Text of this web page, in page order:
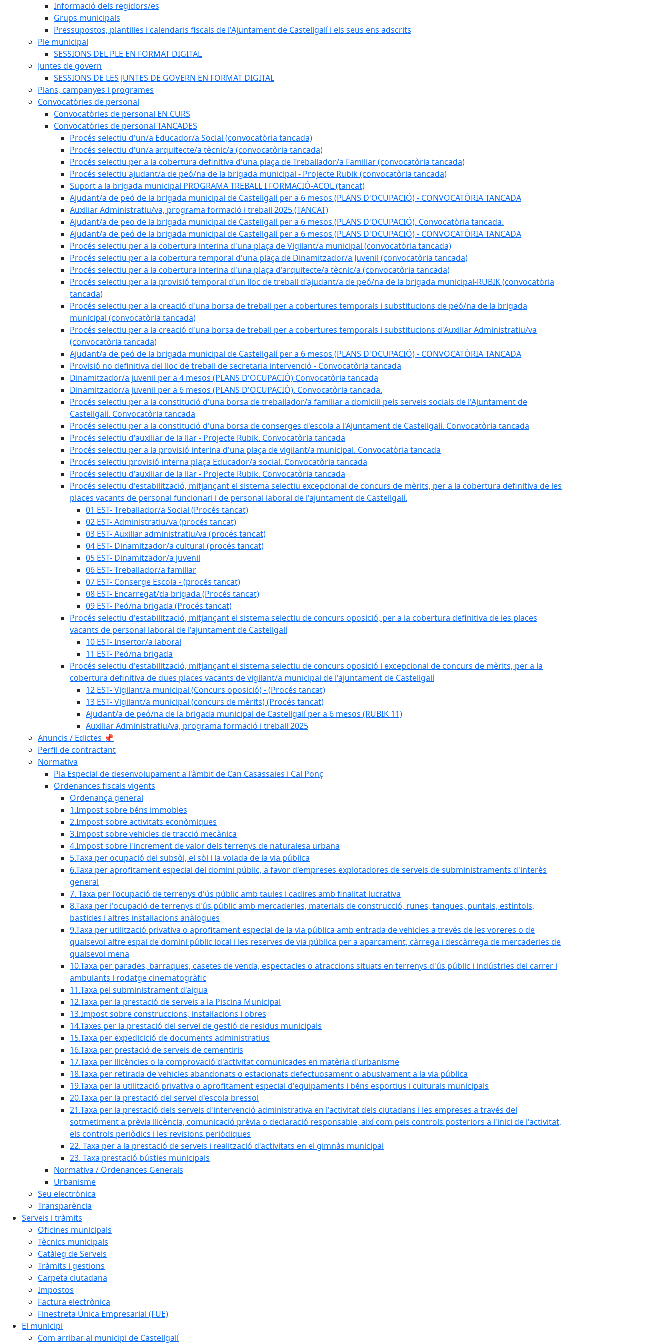
Informació dels regidors/es
Grups municipals
Pressupostos, plantilles i calendaris fiscals de l'Ajuntament de Castellgalí i els seus ens adscrits
Ple municipal
SESSIONS DEL PLE EN FORMAT DIGITAL
Juntes de govern
SESSIONS DE LES JUNTES DE GOVERN EN FORMAT DIGITAL
Plans, campanyes i programes
Convocatòries de personal
Convocatòries de personal EN CURS
Convocatòries de personal TANCADES
Procés selectiu d'un/a Educador/a Social (convocatòria tancada)
Procés selectiu d'un/a arquitecte/a tècnic/a (convocatòria tancada)
Procés selectiu per a la cobertura definitiva d'una plaça de Treballador/a Familiar (convocatòria tancada)
Procés selectiu ajudant/a de peó/na de la brigada municipal - Projecte Rubik (convocatòria tancada)
Suport a la brigada municipal PROGRAMA TREBALL I FORMACIÓ-ACOL (tancat)
Ajudant/a de peó de la brigada municipal de Castellgalí per a 6 mesos (PLANS D'OCUPACIÓ) - CONVOCATÒRIA TANCADA
Auxiliar Administratiu/va, programa formació i treball 2025 (TANCAT)
Ajudant/a de peo de la brigada municipal de Castellgalí per a 6 mesos (PLANS D'OCUPACIÓ). Convocatòria tancada.
Ajudant/a de peó de la brigada municipal de Castellgalí per a 6 mesos (PLANS D'OCUPACIÓ) - CONVOCATÒRIA TANCADA
Procés selectiu per a la cobertura interina d'una plaça de Vigilant/a municipal (convocatòria tancada)
Procés selectiu per a la cobertura temporal d'una plaça de Dinamitzador/a Juvenil (convocatòria tancada)
Procés selectiu per a la cobertura interina d'una plaça d'arquitecte/a tècnic/a (convocatòria tancada)
Procés selectiu per a la provisió temporal d'un lloc de treball d'ajudant/a de peó/na de la brigada municipal-RUBIK (convocatòria
tancada)
Procés selectiu per a la creació d'una borsa de treball per a cobertures temporals i substitucions de peó/na de la brigada
municipal (convocatòria tancada)
Procés selectiu per a la creació d'una borsa de treball per a cobertures temporals i substitucions d'Auxiliar Administratiu/va
(convocatòria tancada)
Ajudant/a de peó de la brigada municipal de Castellgalí per a 6 mesos (PLANS D'OCUPACIÓ) - CONVOCATÒRIA TANCADA
Provisió no definitiva del lloc de treball de secretaria intervenció - Convocatòria tancada
Dinamitzador/a juvenil per a 4 mesos (PLANS D'OCUPACIÓ) Convocatòria tancada
Dinamitzador/a juvenil per a 6 mesos (PLANS D'OCUPACIÓ). Convocatòria tancada.
Procés selectiu per a la constitució d'una borsa de treballador/a familiar a domicili pels serveis socials de l'Ajuntament de
Castellgalí. Convocatòria tancada
Procés selectiu per a la constitució d'una borsa de conserges d'escola a l'Ajuntament de Castellgalí. Convocatòria tancada
Procés selectiu d'auxiliar de la llar - Projecte Rubik. Convocatòria tancada
Procés selectiu per a la provisió interina d'una plaça de vigilant/a municipal. Convocatòria tancada
Procés selectiu provisió interna plaça Educador/a social. Convocatòria tancada
Procés selectiu d'auxiliar de la llar - Projecte Rubik. Convocatòria tancada
Procés selectiu d'estabilització, mitjançant el sistema selectiu excepcional de concurs de mèrits, per a la cobertura definitiva de les
places vacants de personal funcionari i de personal laboral de l'ajuntament de Castellgalí.
01 EST- Treballador/a Social (Procés tancat)
02 EST- Administratiu/va (procés tancat)
03 EST- Auxiliar administratiu/va (procés tancat)
04 EST- Dinamitzador/a cultural (procés tancat)
05 EST- Dinamitzador/a juvenil
06 EST- Treballador/a familiar
07 EST- Conserge Escola - (procés tancat)
08 EST- Encarregat/da brigada (Procés tancat)
09 EST- Peó/na brigada (Procés tancat)
Procés selectiu d'estabilització, mitjançant el sistema selectiu de concurs oposició, per a la cobertura definitiva de les places
vacants de personal laboral de l'ajuntament de Castellgalí
10 EST- Insertor/a laboral
11 EST- Peó/na brigada
Procés selectiu d'estabilització, mitjançant el sistema selectiu de concurs oposició i excepcional de concurs de mèrits, per a la
cobertura definitiva de dues places vacants de vigilant/a municipal de l'ajuntament de Castellgalí
12 EST- Vigilant/a municipal (Concurs oposició) - (Procés tancat)
13 EST- Vigilant/a municipal (concurs de mèrits) (Procés tancat)
Ajudant/a de peó/na de la brigada municipal de Castellgalí per a 6 mesos (RUBIK 11)
Auxiliar Administratiu/va, programa formació i treball 2025
Anuncis / Edictes 📌
Perfil de contractant
Normativa
Pla Especial de desenvolupament a l'àmbit de Can Casassaies i Cal Ponç
Ordenances fiscals vigents
Ordenança general
1.Impost sobre béns immobles
2.Impost sobre activitats econòmiques
3.Impost sobre vehicles de tracció mecànica
4.Impost sobre l'increment de valor dels terrenys de naturalesa urbana
5.Taxa per ocupació del subsòl, el sòl i la volada de la via pública
6.Taxa per aprofitament especial del domini públic, a favor d'empreses explotadores de serveis de subministraments d'interès
general
7. Taxa per l'ocupació de terrenys d'ús públic amb taules i cadires amb finalitat lucrativa
8.Taxa per l'ocupació de terrenys d'ús públic amb mercaderies, materials de construcció, runes, tanques, puntals, estíntols,
bastides i altres instal·lacions anàlogues
9.Taxa per utilització privativa o aprofitament especial de la via pública amb entrada de vehicles a trevès de les voreres o de
qualsevol altre espai de domini públic local i les reserves de via pública per a aparcament, càrrega i descàrrega de mercaderies de
qualsevol mena
10.Taxa per parades, barraques, casetes de venda, espectacles o atraccions situats en terrenys d'ús públic i indústries del carrer i
ambulants i rodatge cinematogràfic
11.Taxa pel subministrament d'aigua
12.Taxa per la prestació de serveis a la Piscina Municipal
13.Impost sobre construccions, instal·lacions i obres
14.Taxes per la prestació del servei de gestió de residus municipals
15.Taxa per expedicició de documents administratius
16.Taxa per prestació de serveis de cementiris
17.Taxa per llicències o la comprovació d'activitat comunicades en matèria d'urbanisme
18.Taxa per retirada de vehicles abandonats o estacionats defectuosament o abusivament a la via pública
19.Taxa per la utilització privativa o aprofitament especial d'equipaments i béns esportius i culturals municipals
20.Taxa per la prestació del servei d'escola bressol
21.Taxa per la prestació dels serveis d'intervenció administrativa en l'activitat dels ciutadans i les empreses a través del
sotmetiment a prèvia llicència, comunicació prèvia o declaració responsable, així com pels controls posteriors a l'inici de l'activitat,
els controls periòdics i les revisions periòdiques
22. Taxa per a la prestació de serveis i realització d'activitats en el gimnàs municipal
23. Taxa prestació bústies municipals
Normativa / Ordenances Generals
Urbanisme
Seu electrònica
Transparència
Serveis i tràmits
Oficines municipals
Tècnics municipals
Catàleg de Serveis
Tràmits i gestions
Carpeta ciutadana
Impostos
Factura electrònica
Finestreta Única Empresarial (FUE)
El municipi
Com arribar al municipi de Castellgalí